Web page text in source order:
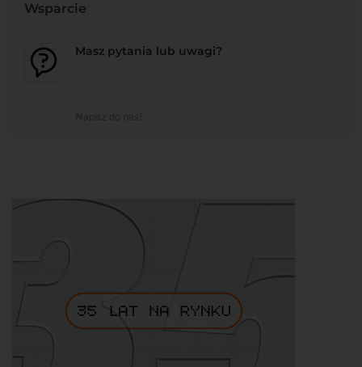
Wsparcie
Masz pytania lub uwagi?